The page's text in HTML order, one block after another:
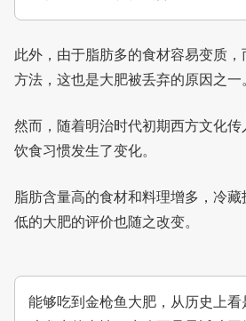
此外，由于脂肪多的食材容易变质
方法，这也是大肥被丢弃的原因之一
然而，随着明治时代初期西方文化
饮食习惯发生了变化。
脂肪含量高的食材和料理增多，冷
低的大肥的评价也随之改变。
能够吃到金枪鱼大肥，从历史上看